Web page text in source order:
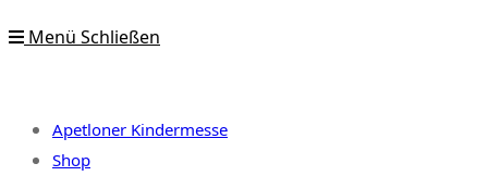
Menü Schließen
Apetloner Kindermesse
Shop